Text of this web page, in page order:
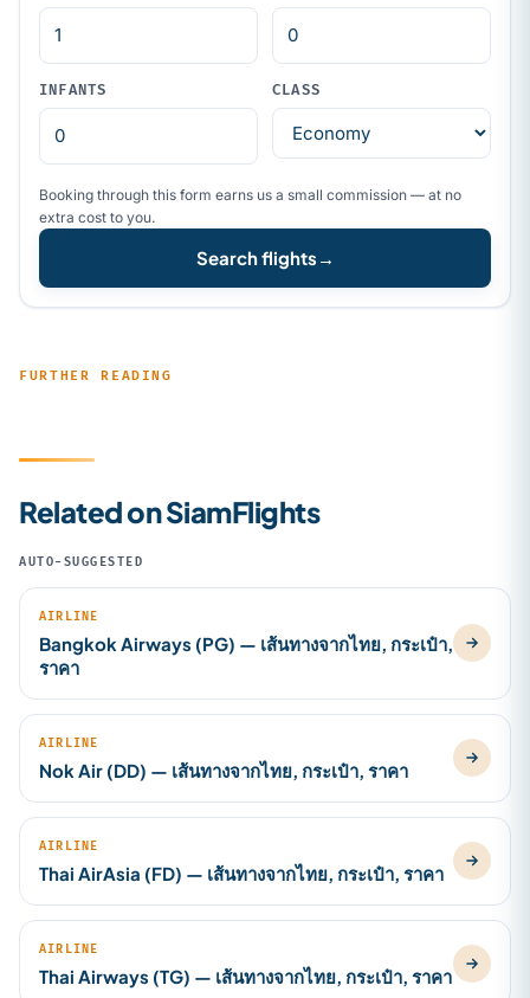
INFANTS CLASS
Booking through this form earns us a small commission — at no
extra cost to you.
Search flights →
FURTHER READING
Related on SiamFlights
AUTO-SUGGESTED
AIRLINE
Bangkok Airways (PG) — เส้นทางจากไทย, กระเป๋า,
ราคา
AIRLINE
Nok Air (DD) — เส้นทางจากไทย, กระเป๋า, ราคา
AIRLINE
Thai AirAsia (FD) — เส้นทางจากไทย, กระเป๋า, ราคา
AIRLINE
Thai Airways (TG) — เส้นทางจากไทย, กระเป๋า, ราคา